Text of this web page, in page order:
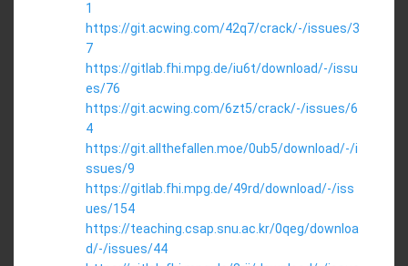
1
https://git.acwing.com/42q7/crack/-/issues/3
7
https://gitlab.fhi.mpg.de/iu6t/download/-/issu
es/76
https://git.acwing.com/6zt5/crack/-/issues/6
4
https://git.allthefallen.moe/0ub5/download/-/i
ssues/9
https://gitlab.fhi.mpg.de/49rd/download/-/iss
ues/154
https://teaching.csap.snu.ac.kr/0qeg/downloa
d/-/issues/44